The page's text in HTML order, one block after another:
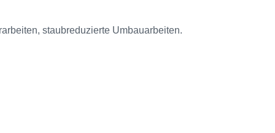
staubreduzierte Umbauarbeiten.